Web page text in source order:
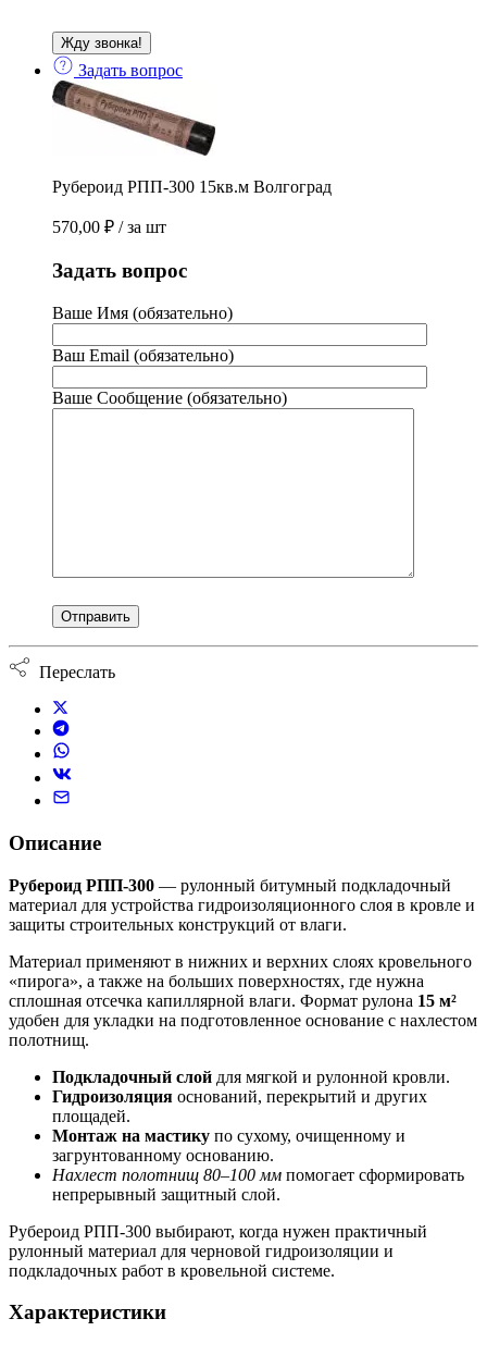
Задать вопрос
Рубероид РПП-300 15кв.м Волгоград
570,00 ₽ / за шт
Задать вопрос
Ваше Имя (обязательно)
Ваш Email (обязательно)
Ваше Сообщение (обязательно)
Переслать
Описание
Рубероид РПП-300 — рулонный битумный подкладочный
материал для устройства гидроизоляционного слоя в кровле и
защиты строительных конструкций от влаги.
Материал применяют в нижних и верхних слоях кровельного
«пирога», а также на больших поверхностях, где нужна
сплошная отсечка капиллярной влаги. Формат рулона 15 м²
удобен для укладки на подготовленное основание с нахлестом
полотнищ.
Подкладочный слой для мягкой и рулонной кровли.
Гидроизоляция оснований, перекрытий и других
площадей.
Монтаж на мастику по сухому, очищенному и
загрунтованному основанию.
Нахлест полотнищ 80–100 мм помогает сформировать
непрерывный защитный слой.
Рубероид РПП-300 выбирают, когда нужен практичный
рулонный материал для черновой гидроизоляции и
подкладочных работ в кровельной системе.
Характеристики